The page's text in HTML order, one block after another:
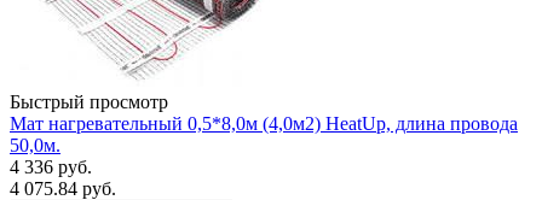
Быстрый просмотр
Мат нагревательный 0,5*8,0м (4,0м2) HeatUp, длина провода
50,0м.
4 336 руб.
4 075.84 руб.